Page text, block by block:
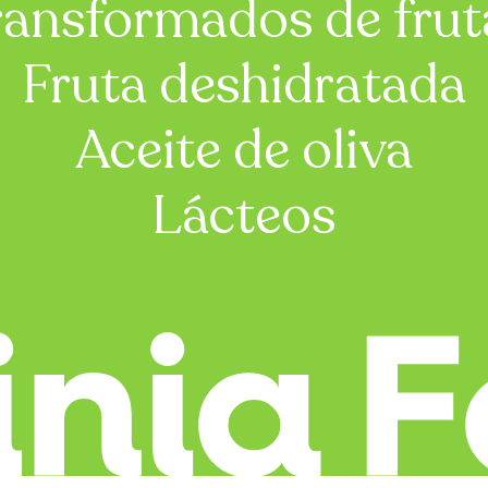
de
Fruta deshidratada
Aceite de oliva
Lácteos